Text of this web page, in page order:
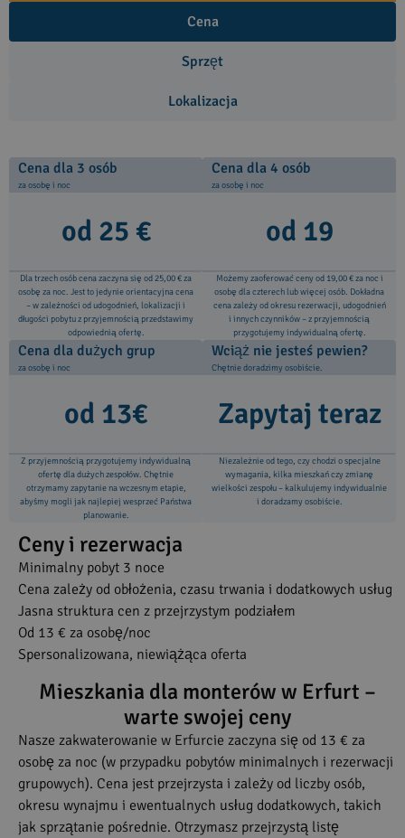
Cena
Sprzęt
Lokalizacja
Cena dla 3 osób
za osobę i noc
od 25 €
Dla trzech osób cena zaczyna się od 25,00 € za
osobę za noc. Jest to jedynie orientacyjna cena
– w zależności od udogodnień, lokalizacji i
długości pobytu z przyjemnością przedstawimy
odpowiednią ofertę.
Cena dla 4 osób
za osobę i noc
od 19
Możemy zaoferować ceny od 19,00 € za noc i
osobę dla czterech lub więcej osób. Dokładna
cena zależy od okresu rezerwacji, udogodnień
i innych czynników – z przyjemnością
przygotujemy indywidualną ofertę.
Cena dla dużych grup
za osobę i noc
od 13€
Z przyjemnością przygotujemy indywidualną
ofertę dla dużych zespołów. Chętnie
otrzymamy zapytanie na wczesnym etapie,
abyśmy mogli jak najlepiej wesprzeć Państwa
planowanie.
Wciąż nie jesteś pewien?
Chętnie doradzimy osobiście.
Zapytaj teraz
Niezależnie od tego, czy chodzi o specjalne
wymagania, kilka mieszkań czy zmianę
wielkości zespołu – kalkulujemy indywidualnie
i doradzamy osobiście.
Ceny i rezerwacja
Minimalny pobyt 3 noce
Cena zależy od obłożenia, czasu trwania i dodatkowych usług
Jasna struktura cen z przejrzystym podziałem
Od 13 € za osobę/noc
Spersonalizowana, niewiążąca oferta
Mieszkania dla monterów w Erfurt –
warte swojej ceny
Nasze zakwaterowanie w Erfurcie zaczyna się od 13 € za
osobę za noc (w przypadku pobytów minimalnych i rezerwacji
grupowych). Cena jest przejrzysta i zależy od liczby osób,
okresu wynajmu i ewentualnych usług dodatkowych, takich
jak sprzątanie pośrednie. Otrzymasz przejrzystą listę